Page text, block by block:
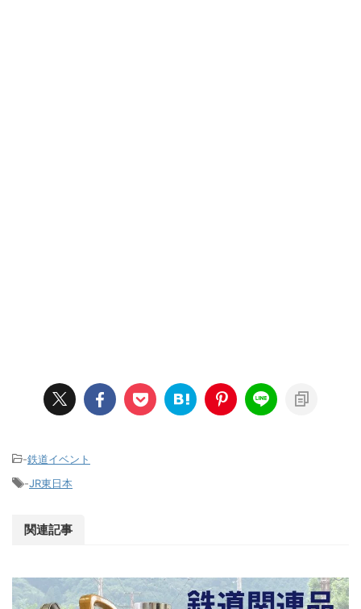
-鉄道イベント
-JR東日本
関連記事